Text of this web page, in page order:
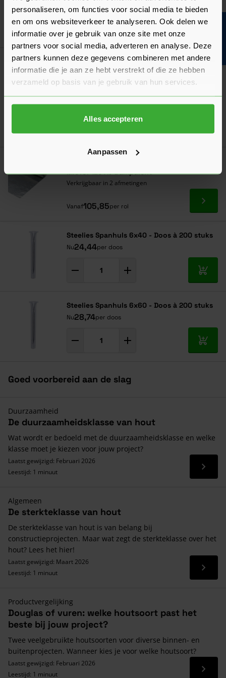
personaliseren, om functies voor social media te bieden
en om ons websiteverkeer te analyseren. Ook delen we
informatie over je gebruik van onze site met onze
partners voor social media, adverteren en analyse. Deze
partners kunnen deze gegevens combineren met andere
informatie die je aan ze hebt verstrekt of die ze hebben
verzameld op basis van je gebruik van hun services.
Alles accepteren
Aanpassen
Verkrijgbaar in 2 lengtes
Nu 1,65per m¹
Gipsplaten
geluidsisolerend, vochtwerend en
standaard!
Miofol 125 AV Dampdicht
Verkrijgbaar in 2 afmetingen
Vanaf105,85per rol Ga
Steelies Spanhuls 6x40 - Doos à 200 stuks
Nu24,44per doos
In
Steelies Spanhuls 6x60 - Doos à 200 stuks
Nu28,74per doos
In
Goed voorbereid aan de slag
Duurzaamheid
De duurzaamheidsklasse van hout
Wat wordt er bedoeld met de duurzaamheidsklasse en welke
klasse moet je kiezen voor jouw project?
Laatst gewijzigd: Februari 2026
Leestijd: 1 minuut
Lees
Algemeen
De sterkteklasse van hout
De sterkteklasse van hout is van belang bij
constructieprojecten. Maar wat zegt de sterkteklasse over het
hout? Lees het hier!
Laatst gewijzigd: Maart 2026
Leestijd: 1 minuut
Lees
Productvergelijking
Douglas of vuren: welke houtsoort past het
beste bij jouw project?
Twee veelgebruikte houtsoorten voor diverse binnen- en
buitenprojecten. Wanneer kies je voor welke houtsoort?
Laatst gewijzigd: Februari 2026
Leestijd: 1 minuut
Lees